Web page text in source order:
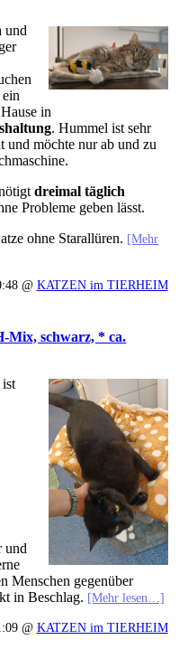
und
ein
in
. Hummel ist sehr
und möchte nur ab und zu
dreimal täglich
Probleme geben lässt.
ohne Starallüren. [Mehr
@ KATZEN im TIERHEIM
Mix, schwarz, * ca.
ist
und
Menschen gegenüber
in Beschlag. [Mehr lesen…]
@ KATZEN im TIERHEIM